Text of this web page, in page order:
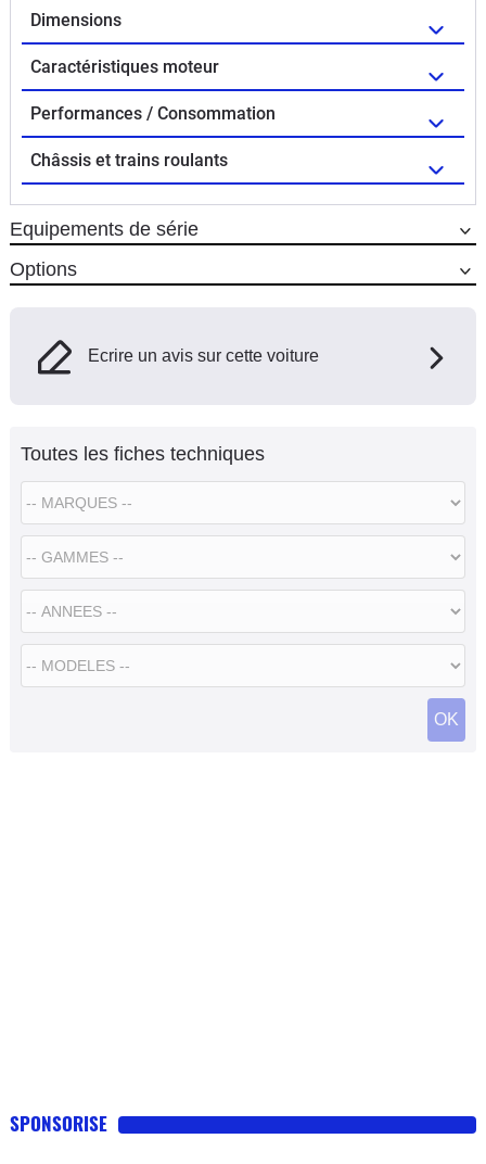
Dimensions
Caractéristiques moteur
Performances / Consommation
Châssis et trains roulants
Equipements de série
Options
Ecrire un avis sur cette voiture
Toutes les fiches techniques
SPONSORISE